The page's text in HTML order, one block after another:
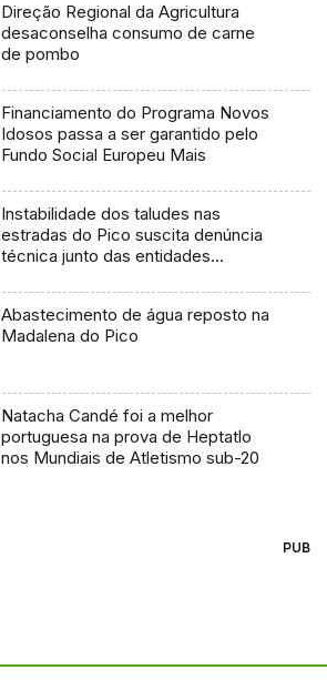
Direção Regional da Agricultura
desaconselha consumo de carne
de pombo
Financiamento do Programa Novos
Idosos passa a ser garantido pelo
Fundo Social Europeu Mais
Instabilidade dos taludes nas
estradas do Pico suscita denúncia
técnica junto das entidades
Abastecimento de água reposto na
Madalena do Pico
Natacha Candé foi a melhor
portuguesa na prova de Heptatlo
nos Mundiais de Atletismo sub-20
PUB